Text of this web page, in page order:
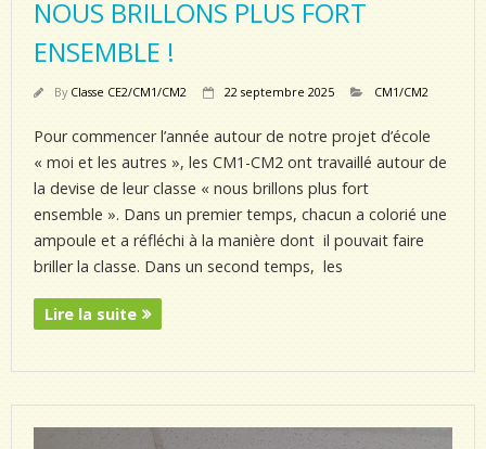
NOUS BRILLONS PLUS FORT
ENSEMBLE !
By Classe CE2/CM1/CM2 22 septembre 2025 CM1/CM2
Pour commencer l’année autour de notre projet d’école
« moi et les autres », les CM1-CM2 ont travaillé autour de
la devise de leur classe « nous brillons plus fort
ensemble ». Dans un premier temps, chacun a colorié une
ampoule et a réfléchi à la manière dont il pouvait faire
briller la classe. Dans un second temps, les
Lire la suite